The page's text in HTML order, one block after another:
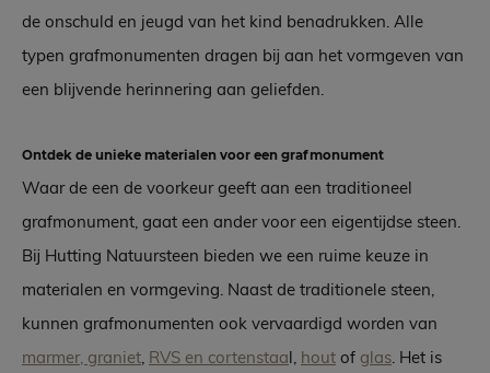
de onschuld en jeugd van het kind benadrukken. Alle
typen grafmonumenten dragen bij aan het vormgeven van
een blijvende herinnering aan geliefden.
Ontdek de unieke materialen voor een grafmonument
Waar de een de voorkeur geeft aan een traditioneel
grafmonument, gaat een ander voor een eigentijdse steen.
Bij Hutting Natuursteen bieden we een ruime keuze in
materialen en vormgeving. Naast de traditionele steen,
kunnen grafmonumenten ook vervaardigd worden van
marmer, graniet, RVS en cortenstaal, hout of glas. Het is